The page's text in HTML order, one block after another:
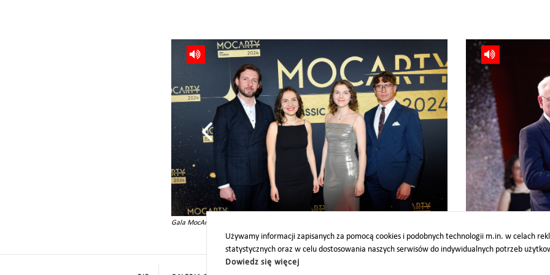
Gala MocArty RMF Classic 2024
Używamy informacji zapisanych za pomocą cookies i podobnych technologii m.in. w celach
statystycznych oraz w celu dostosowania naszych serwisów do indywidualnych potrzeb
Dowiedz się więcej